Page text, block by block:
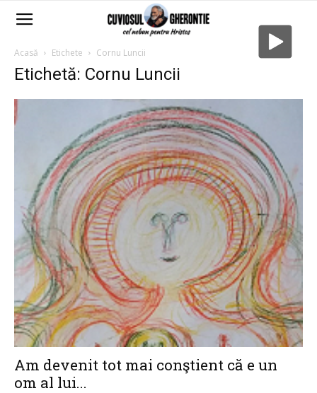
Acasă Etichete Cornu Luncii
Etichetă: Cornu Luncii
Am devenit tot mai conştient că e un
om al lui...